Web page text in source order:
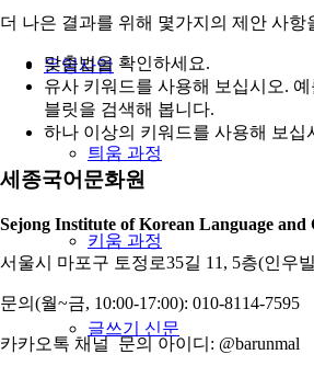
운영사업
틔움 과정
키움 과정
글쓰기 신문
더 나은 결과를 위해 몇가지의 제안 사항
맞춤법을 확인하세요.
유사 키워드를 사용해 보십시오.
블릿을 검색해 봅니다.
하나 이상의 키워드를 사용해 보십
세종국어문화원
Sejong Institute of Korean Language and
서울시 마포구 토정로35길 11, 5층(인우
문의(월~금, 10:00-17:00): 010-8114-7595
카카오톡 채널 문의 아이디: @barunmal